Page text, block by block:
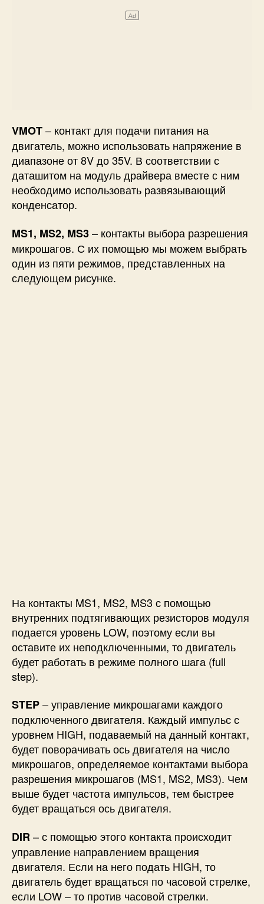
VMOT– контакт для подачи питания на
двигатель, можно использовать напряжение в
диапазоне от 8V до 35V. В соответствии с
даташитом на модуль драйвера вместе с ним
необходимо использовать развязывающий
конденсатор.
MS1, MS2, MS3– контакты выбора разрешения
микрошагов. С их помощью мы можем выбрать
один из пяти режимов, представленных на
следующем рисунке.
На контакты MS1, MS2, MS3 с помощью
внутренних подтягивающих резисторов модуля
подается уровень LOW, поэтому если вы
оставите их неподключенными, то двигатель
будет работать в режиме полного шага (full
step).
STEP– управление микрошагами каждого
подключенного двигателя. Каждый импульс с
уровнем HIGH, подаваемый на данный контакт,
будет поворачивать ось двигателя на число
микрошагов, определяемое контактами выбора
разрешения микрошагов (MS1, MS2, MS3). Чем
выше будет частота импульсов, тем быстрее
будет вращаться ось двигателя.
DIR– с помощью этого контакта происходит
управление направлением вращения
двигателя. Если на него подать HIGH, то
двигатель будет вращаться по часовой стрелке,
если LOW – то против часовой стрелки.